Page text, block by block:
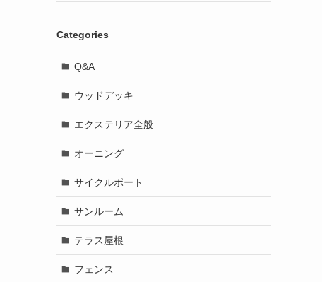
Categories
Q&A
ウッドデッキ
エクステリア全般
オーニング
サイクルポート
サンルーム
テラス屋根
フェンス